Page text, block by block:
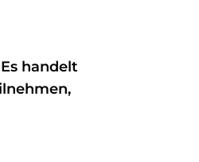
handelt